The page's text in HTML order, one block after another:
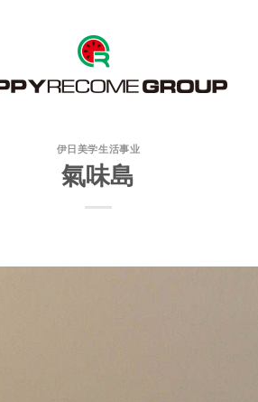
伊日美学生活事业
氣味島